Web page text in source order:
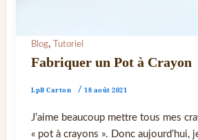
Blog, Tutoriel
Fabriquer un Pot à Crayon
LpB Carton /18 août 2021
J’aime beaucoup mettre tous mes
« pot à crayons ». Donc aujourd’hui,